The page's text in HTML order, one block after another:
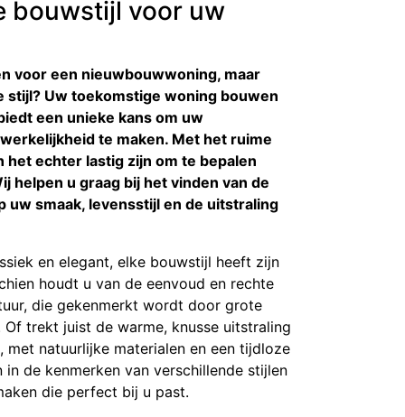
bouwstijl voor uw
voor een nieuwbouwwoning, maar
stijl? Uw toekomstige woning bouwen
een unieke kans om uw
te maken. Met het ruime
het echter lastig zijn om te bepalen
helpen u graag bij het vinden van de
uw smaak, levensstijl en de uitstraling
en elegant, elke bouwstijl heeft zijn
houdt u van de eenvoud en rechte
die gekenmerkt wordt door grote
Of trekt juist de warme, knusse uitstraling
met natuurlijke materialen en een tijdloze
de kenmerken van verschillende stijlen
die perfect bij u past.